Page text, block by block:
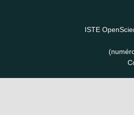
ISTE